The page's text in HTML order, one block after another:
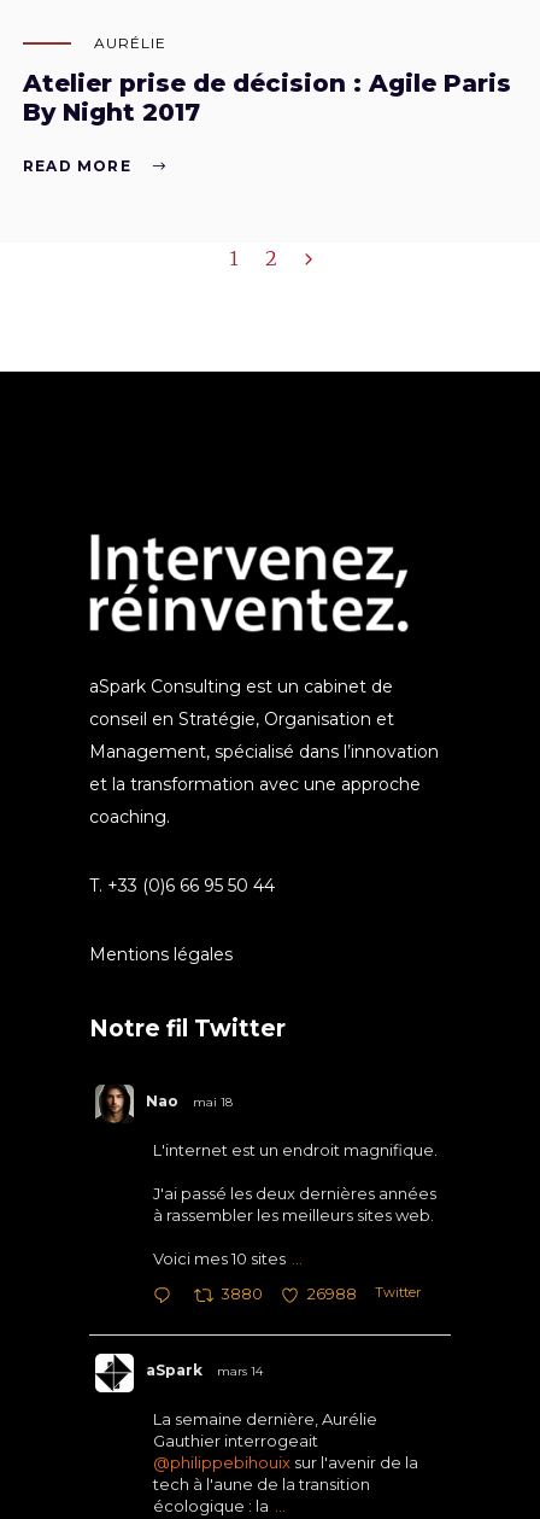
AURÉLIE
Atelier prise de décision : Agile Paris
By Night 2017
READ MORE
1 2
aSpark Consulting est un cabinet de
conseil en Stratégie, Organisation et
Management, spécialisé dans l’innovation
et la transformation avec une approche
coaching.
T. +33 (0)6 66 95 50 44
Mentions légales
Notre fil Twitter
Nao mai 18
L'internet est un endroit magnifique.
J'ai passé les deux dernières années
à rassembler les meilleurs sites web.
Voici mes 10 sites
3880 26988 Twitter
aSpark mars 14
La semaine dernière, Aurélie
Gauthier interrogeait
@philippebihouix sur l'avenir de la
tech à l'aune de la transition
écologique : la